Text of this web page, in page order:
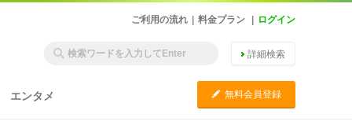
ご利用の流れ 料金プラン ログイン
詳細検索
エンタメ C 無料会員登録